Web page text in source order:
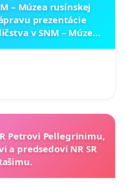
– Múzea rusínskej
prezentácie
v SNM – Múzeu
Petrovi Pellegrinimu,
a predsedovi NR SR